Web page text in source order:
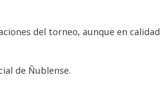
del torneo, aunque en
de Ñublense.